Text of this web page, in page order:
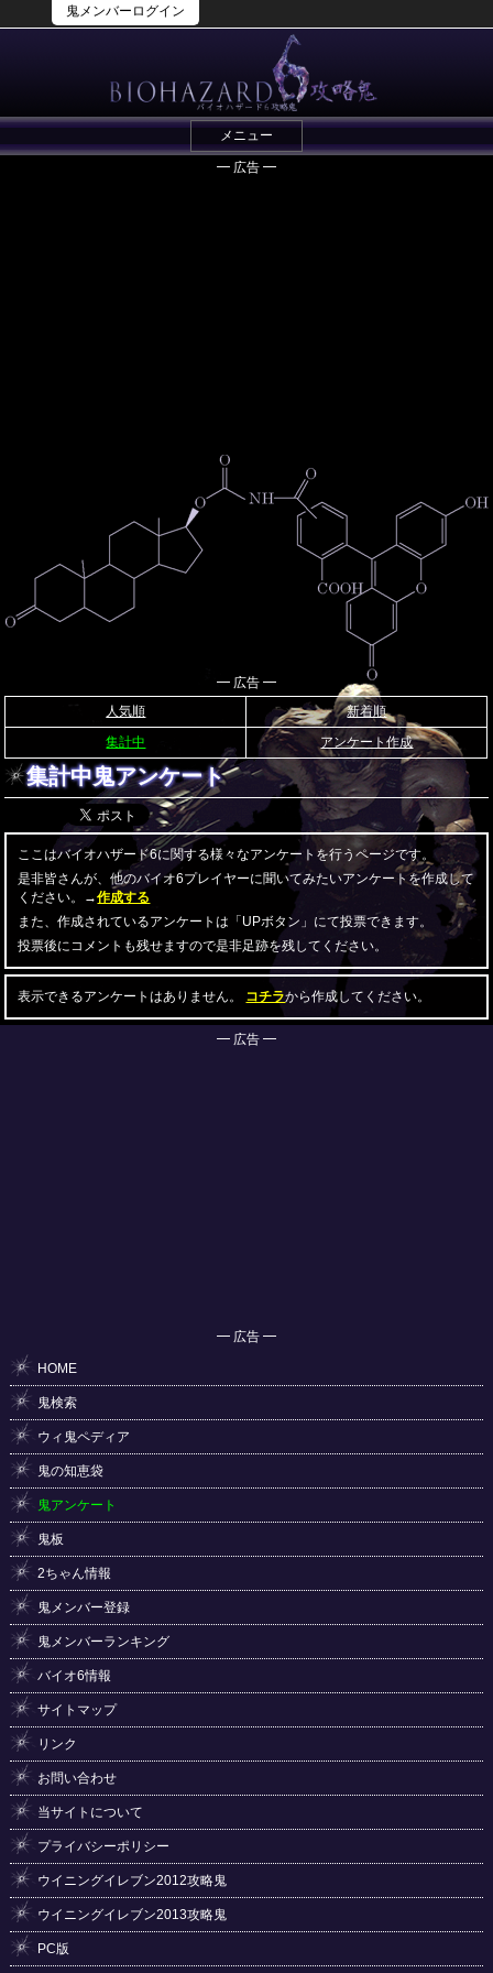
鬼メンバーログイン
メニュー
━ 広告 ━
━ 広告 ━
人気順
新着順
集計中
アンケート作成
集計中鬼アンケート
ここはバイオハザード6に関する様々なアンケートを行うページです。
是非皆さんが、他のバイオ6プレイヤーに聞いてみたいアンケートを作成して
ください。→作成する
また、作成されているアンケートは「UPボタン」にて投票できます。
投票後にコメントも残せますので是非足跡を残してください。
表示できるアンケートはありません。 コチラから作成してください。
━ 広告 ━
━ 広告 ━
HOME
鬼検索
ウィ鬼ペディア
鬼の知恵袋
鬼アンケート
鬼板
2ちゃん情報
鬼メンバー登録
鬼メンバーランキング
バイオ6情報
サイトマップ
リンク
お問い合わせ
当サイトについて
プライバシーポリシー
ウイニングイレブン2012攻略鬼
ウイニングイレブン2013攻略鬼
PC版